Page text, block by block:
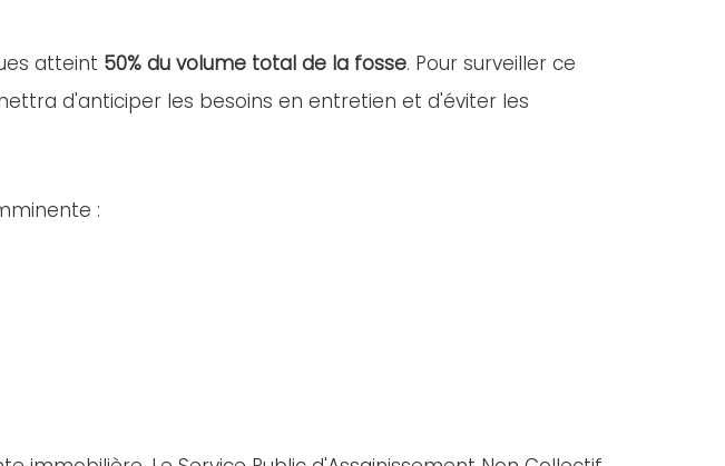
atteint 50% du volume total de la fosse. Pour surveiller ce
d'anticiper les besoins en entretien et d'éviter les
: